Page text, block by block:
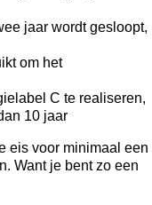
jaar wordt gesloopt,
om het
C te realiseren,
10 jaar
eis voor minimaal een
Want je bent zo een